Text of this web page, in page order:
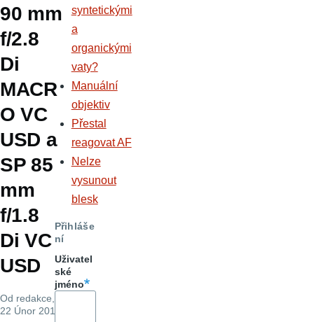
90 mm
f/2.8
Di
MACR
O VC
USD a
SP 85
mm
f/1.8
Di VC
USD
Od redakce
22 Únor 2016
syntetickými
a
organickými
vaty?
Manuální
objektiv
Přestal
reagovat AF
Nelze
vysunout
blesk
Přihláše
ní
Uživatel
ské
jméno